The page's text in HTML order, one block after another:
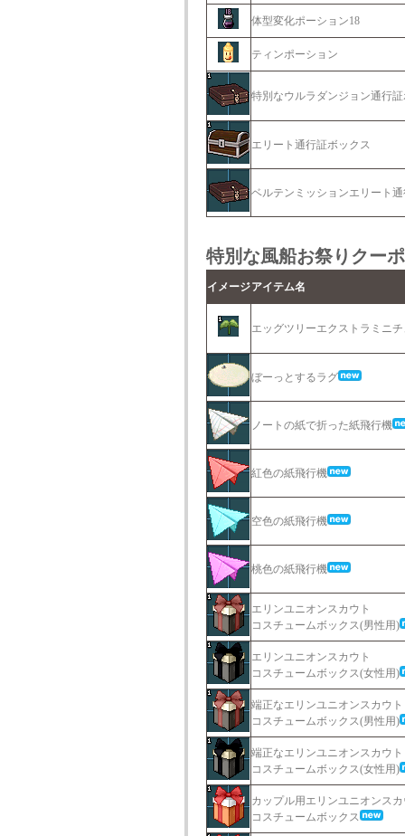
体型変化ポーション18
ティンポーション
特別なウルラダンジョン通行
エリート通行証ボックス
ベルテンミッションエリート
特別な風船お祭りクー
イメージアイテム名
エッグツリーエクストラミニ
ぼーっとするラグ
ノートの紙で折った紙飛行機
紅色の紙飛行機
空色の紙飛行機
桃色の紙飛行機
エリンユニオンスカウト
コスチュームボックス(男性用)
エリンユニオンスカウト
コスチュームボックス(女性用)
端正なエリンユニオンスカウト
コスチュームボックス(男性用)
端正なエリンユニオンスカウト
コスチュームボックス(女性用)
カップル用エリンユニオンス
コスチュームボックス